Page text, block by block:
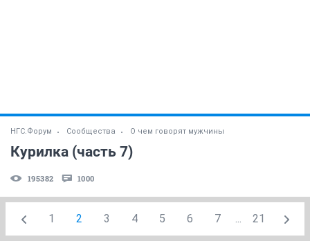
НГС.Форум Сообщества О чем говорят мужчины
Курилка (часть 7)
195382 1000
1 2 3 4 5 6 7 ... 21